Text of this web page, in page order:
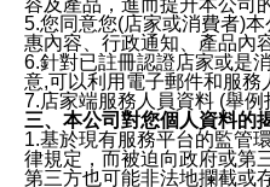
5.您同意您(店家或消費者)
惠內容、行政通知、產品內
6.針對已註冊認證店家或是
意,可以利用電子郵件和服務
7.店家端服務人員資料 (舉
三、本公司對您個人資料的
1.基於現有服務平台的監管
律規定，而被迫向政府或第
第三方也可能非法地攔截或